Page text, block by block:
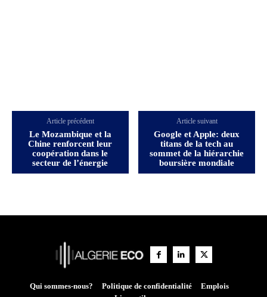
Article précédent
Le Mozambique et la
Chine renforcent leur
coopération dans le
secteur de l’énergie
Article suivant
Google et Apple: deux
titans de la tech au
sommet de la hiérarchie
boursière mondiale
Qui sommes-nous? Politique de confidentialité
Emplois